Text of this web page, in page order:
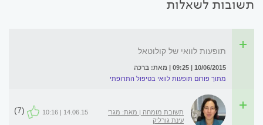
תשובות לשאלות
תופעות לוואי של קולוטאל
10/06/2015 | 09:25 | מאת: ברכה
מתוך פורום תופעות לוואי בטיפול התרופתי
תשובת מומחה | מאת: מגר'
עינת גורליק
14.06.15 | 10:16
(7)